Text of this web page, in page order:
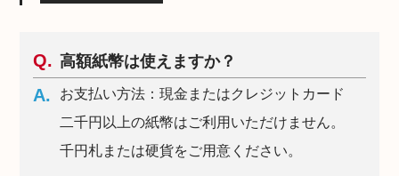
高額紙幣は使えますか？
お支払い方法：現金またはクレジットカード
二千円以上の紙幣はご利用いただけません。
千円札または硬貨をご用意ください。